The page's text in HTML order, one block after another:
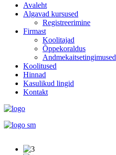
Avaleht
Algavad kursused
Registreerimine
Firmast
Koolitajad
Õppekoraldus
Andmekaitsetingimused
Koolitused
Hinnad
Kasulikud lingid
Kontakt